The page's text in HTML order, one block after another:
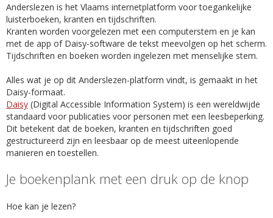
Anderslezen is het Vlaams internetplatform voor toegankelijke
luisterboeken, kranten en tijdschriften.
Kranten worden voorgelezen met een computerstem en je kan
met de app of Daisy-software de tekst meevolgen op het scherm.
Tijdschriften en boeken worden ingelezen met menselijke stem.
Alles wat je op dit Anderslezen-platform vindt, is gemaakt in het
Daisy-formaat.
Daisy (Digital Accessible Information System) is een wereldwijde
standaard voor publicaties voor personen met een leesbeperking.
Dit betekent dat de boeken, kranten en tijdschriften goed
gestructureerd zijn en leesbaar op de meest uiteenlopende
manieren en toestellen.
Je boekenplank met een druk op de knop
Hoe kan je lezen?